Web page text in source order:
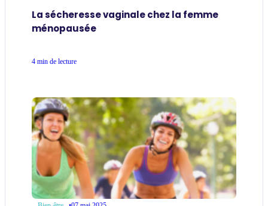
La sécheresse vaginale chez la femme
ménopausée
4 min de lecture